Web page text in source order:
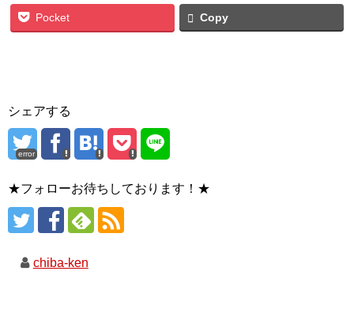
Pocket Copy
シェアする
error
★フォローお待ちしております！★
chiba-ken